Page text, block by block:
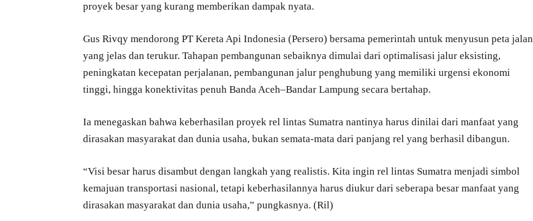
proyek besar yang kurang memberikan dampak nyata.
Gus Rivqy mendorong PT Kereta Api Indonesia (Persero) bersama pemerintah untuk menyusun peta jalan
yang jelas dan terukur. Tahapan pembangunan sebaiknya dimulai dari optimalisasi jalur eksisting,
peningkatan kecepatan perjalanan, pembangunan jalur penghubung yang memiliki urgensi ekonomi
tinggi, hingga konektivitas penuh Banda Aceh–Bandar Lampung secara bertahap.
Ia menegaskan bahwa keberhasilan proyek rel lintas Sumatra nantinya harus dinilai dari manfaat yang
dirasakan masyarakat dan dunia usaha, bukan semata-mata dari panjang rel yang berhasil dibangun.
“Visi besar harus disambut dengan langkah yang realistis. Kita ingin rel lintas Sumatra menjadi simbol
kemajuan transportasi nasional, tetapi keberhasilannya harus diukur dari seberapa besar manfaat yang
dirasakan masyarakat dan dunia usaha,” pungkasnya. (Ril)